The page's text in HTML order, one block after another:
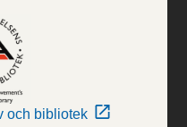
och bibliotek